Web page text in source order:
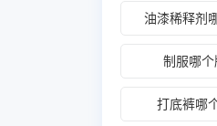
油漆稀释剂
制服哪
打底裤哪